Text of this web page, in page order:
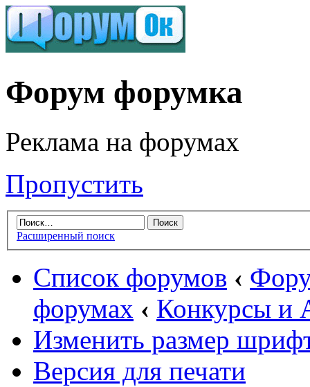
Форум форумка
Реклама на форумах
Пропустить
Расширенный поиск
Список форумов ‹
форумах ‹ Конкурсы и
Изменить размер
Версия для печати